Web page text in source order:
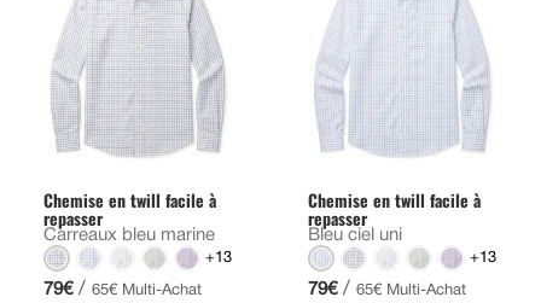
Chemise en twill facile à
repasser
Carreaux bleu marine
+13
79€ / 65€ Multi-Achat
Chemise en twill facile à
repasser
Bleu ciel uni
+13
79€ / 65€ Multi-Achat